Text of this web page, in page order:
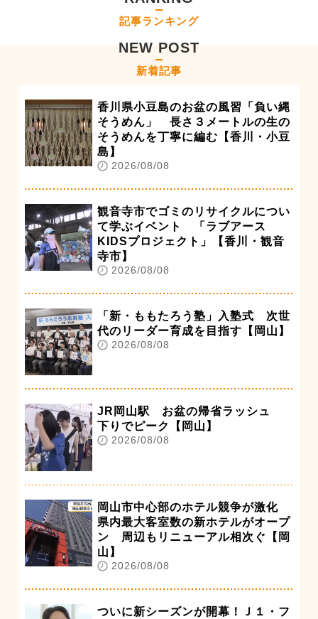
記事ランキング
NEW POST
新着記事
香川県小豆島のお盆の風習「負い縄
そうめん」 長さ３メートルの生の
そうめんを丁寧に編む【香川・小豆
島】
2026/08/08
観音寺市でゴミのリサイクルについ
て学ぶイベント 「ラブアース
KIDSプロジェクト」【香川・観音
寺市】
2026/08/08
「新・ももたろう塾」入塾式 次世
代のリーダー育成を目指す【岡山】
2026/08/08
JR岡山駅 お盆の帰省ラッシュ
下りでピーク【岡山】
2026/08/08
岡山市中心部のホテル競争が激化
県内最大客室数の新ホテルがオープ
ン 周辺もリニューアル相次ぐ【岡
山】
2026/08/08
ついに新シーズンが開幕！Ｊ１・フ